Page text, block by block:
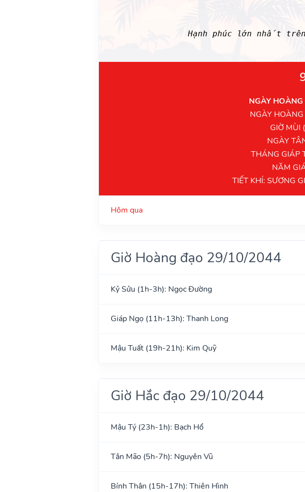
Hạnh phúc lớn nhất
NGÀY
NGÀY
GIỜ MÙI
NGÀY
THÁNG GIÁP
NĂM
TIẾT KHÍ: SƯƠNG
Hôm qua
Giờ Hoàng đạo 29/10/2044
Kỷ Sửu (1h-3h): Ngọc Đường
Giáp Ngọ (11h-13h): Thanh Long
Mậu Tuất (19h-21h): Kim Quỹ
Giờ Hắc đạo 29/10/2044
Mậu Tý (23h-1h): Bạch Hổ
Tân Mão (5h-7h): Nguyên Vũ
Bính Thân (15h-17h): Thiên Hình